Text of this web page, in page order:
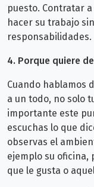
puesto. Contratar
hacer su trabajo
responsabilidades.
4. Porque quiere
Cuando hablamos
a un todo, no solo
importante este
escuchas lo que
observas el
ejemplo su
que le gusta o